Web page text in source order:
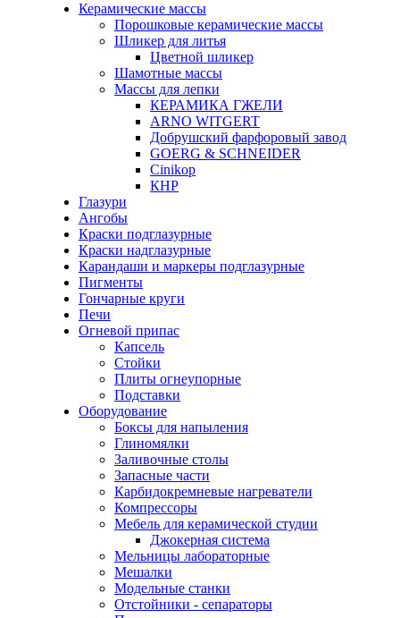
Керамические массы
Порошковые керамические массы
Шликер для литья
Цветной шликер
Шамотные массы
Массы для лепки
КЕРАМИКА ГЖЕЛИ
ARNO WITGERT
Добрушский фарфоровый завод
GOERG & SCHNEIDER
Cinikop
КНР
Глазури
Ангобы
Краски подглазурные
Краски надглазурные
Карандаши и маркеры подглазурные
Пигменты
Гончарные круги
Печи
Огневой припас
Капсель
Стойки
Плиты огнеупорные
Подставки
Оборудование
Боксы для напыления
Глиномялки
Заливочные столы
Запасные части
Карбидокремневые нагреватели
Компрессоры
Мебель для керамической студии
Джокерная система
Мельницы лабораторные
Мешалки
Модельные станки
Отстойники - сепараторы